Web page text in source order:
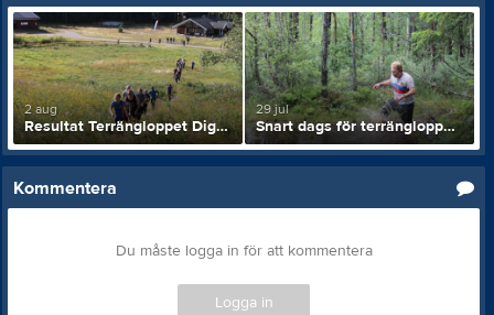
2 aug
Resultat Terrängloppet Digerdöden
29 jul
Snart dags för terrängloppet Digerdöden
Kommentera
Du måste logga in för att kommentera
Logga in